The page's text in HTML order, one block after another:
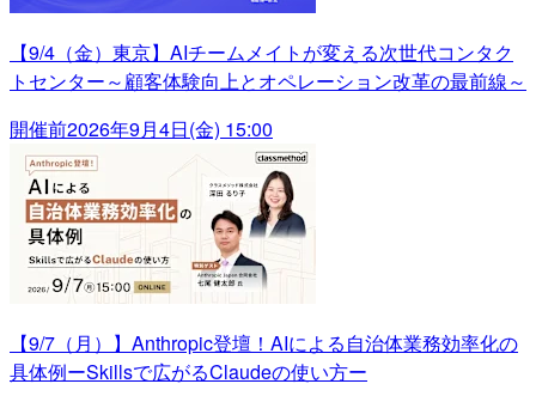
【9/4（金）東京】AIチームメイトが変える次世代コンタク
トセンター～顧客体験向上とオペレーション改革の最前線～
開催前2026年9月4日(金) 15:00
【9/7（月）】Anthropic登壇！AIによる自治体業務効率化の
具体例ーSkillsで広がるClaudeの使い方ー